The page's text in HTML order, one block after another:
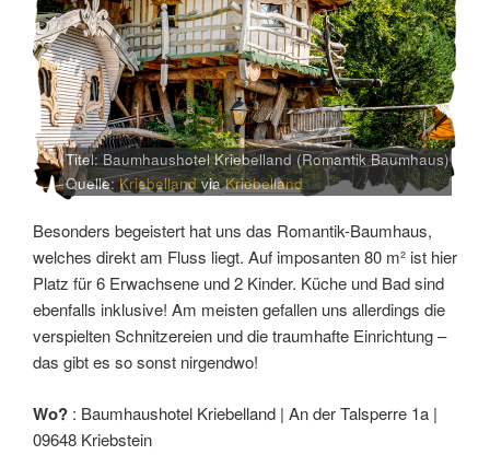
Titel: Baumhaushotel Kriebelland (Romantik Baumhaus)
Quelle:KriebellandviaKriebelland
Besonders begeistert hat uns das Romantik-Baumhaus,
welches direkt am Fluss liegt. Auf imposanten 80 m² ist hier
Platz für 6 Erwachsene und 2 Kinder. Küche und Bad sind
ebenfalls inklusive! Am meisten gefallen uns allerdings die
verspielten Schnitzereien und die traumhafte Einrichtung –
das gibt es so sonst nirgendwo!
Wo? : Baumhaushotel Kriebelland | An der Talsperre 1a |
09648 Kriebstein